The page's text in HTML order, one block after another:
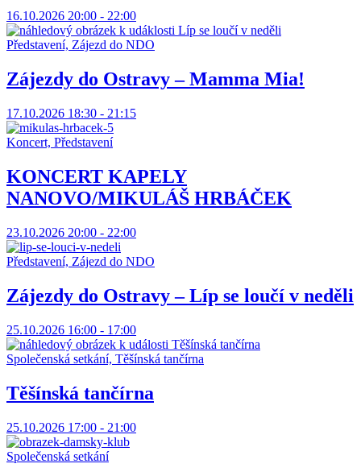
16.10.2026 20:00 - 22:00
Představení, Zájezd do NDO
Zájezdy do Ostravy – Mamma Mia!
17.10.2026 18:30 - 21:15
Koncert, Představení
KONCERT KAPELY
NANOVO/MIKULÁŠ HRBÁČEK
23.10.2026 20:00 - 22:00
Představení, Zájezd do NDO
Zájezdy do Ostravy – Líp se loučí v neděli
25.10.2026 16:00 - 17:00
Společenská setkání, Těšínská tančírna
Těšínská tančírna
25.10.2026 17:00 - 21:00
Společenská setkání